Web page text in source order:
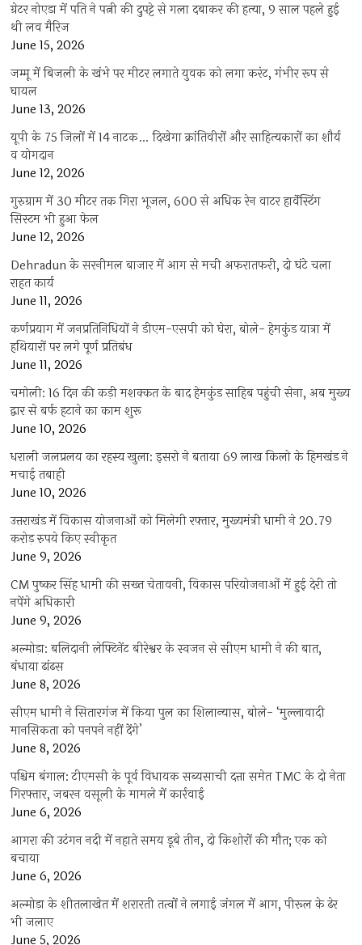
ग्रेटर नोएडा में पति ने पत्नी की दुपट्टे से गला दबाकर की हत्या, 9 साल पहले हुई
थी लव मैरिज
June 15, 2026
जम्मू में बिजली के खंभे पर मीटर लगाते युवक को लगा करंट, गंभीर रूप से
घायल
June 13, 2026
यूपी के 75 जिलों में 14 नाटक… दिखेगा क्रांतिवीरों और साहित्यकारों का शौर्य
व योगदान
June 12, 2026
गुरुग्राम में 30 मीटर तक गिरा भूजल, 600 से अधिक रेन वाटर हार्वेस्टिंग
सिस्टम भी हुआ फेल
June 12, 2026
Dehradun के सरनीमल बाजार में आग से मची अफरातफरी, दो घंटे चला
राहत कार्य
June 11, 2026
कर्णप्रयाग में जनप्रतिनिधियों ने डीएम-एसपी को घेरा, बोले- हेमकुंड यात्रा में
हथियारों पर लगे पूर्ण प्रतिबंध
June 11, 2026
चमोली: 16 दिन की कड़ी मशक्कत के बाद हेमकुंड साहिब पहुंची सेना, अब मुख्य
द्वार से बर्फ हटाने का काम शुरू
June 10, 2026
धराली जलप्रलय का रहस्य खुला: इसरो ने बताया 69 लाख किलो के हिमखंड ने
मचाई तबाही
June 10, 2026
उत्तराखंड में विकास योजनाओं को मिलेगी रफ्तार, मुख्यमंत्री धामी ने 20.79
करोड़ रुपये किए स्वीकृत
June 9, 2026
CM पुष्कर सिंह धामी की सख्त चेतावनी, विकास परियोजनाओं में हुई देरी तो
नपेंगे अधिकारी
June 9, 2026
अल्मोड़ा: बलिदानी लेफ्टिनेंट बीरेश्वर के स्वजन से सीएम धामी ने की बात,
बंधाया ढांढस
June 8, 2026
सीएम धामी ने सितारगंज में किया पुल का शिलान्यास, बोले- ‘मुल्लावादी
मानसिकता को पनपने नहीं देंगे’
June 8, 2026
पश्चिम बंगाल: टीएमसी के पूर्व विधायक सब्यसाची दत्ता समेत TMC के दो नेता
गिरफ्तार, जबरन वसूली के मामले में कार्रवाई
June 6, 2026
आगरा की उटंगन नदी में नहाते समय डूबे तीन, दो किशोरों की मौत; एक को
बचाया
June 6, 2026
अल्मोड़ा के शीतलाखेत में शरारती तत्वों ने लगाई जंगल में आग, पीरूल के ढेर
भी जलाए
June 5, 2026